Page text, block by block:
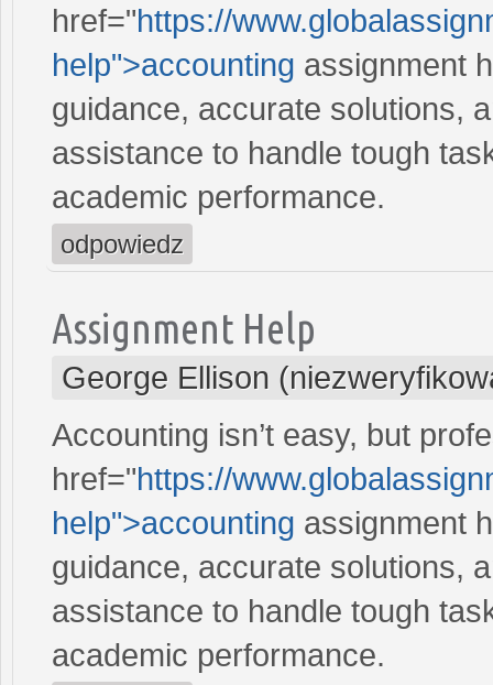
href="https://
help">accounting assignment
guidance, accurate solutions,
assistance to handle tough
academic performance.
odpowiedz
Assignment Help
George Ellison
Accounting isn’t easy, but
href="https://
help">accounting assignment
guidance, accurate solutions,
assistance to handle tough
academic performance.